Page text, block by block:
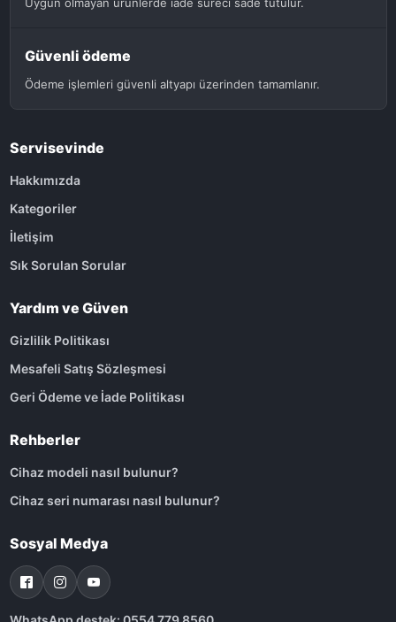
Güvenli ödeme
Ödeme işlemleri güvenli altyapı üzerinden tamamlanır.
Servisevinde
Hakkımızda
Kategoriler
İletişim
Sık Sorulan Sorular
Yardım ve Güven
Gizlilik Politikası
Mesafeli Satış Sözleşmesi
Geri Ödeme ve İade Politikası
Rehberler
Cihaz modeli nasıl bulunur?
Cihaz seri numarası nasıl bulunur?
Sosyal Medya